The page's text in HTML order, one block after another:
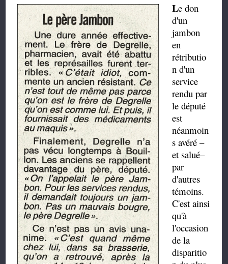
Le don
d'un
jambon
en
rétributio
n d'un
service
rendu par
le député
est
néanmoin
s avéré –
et salué–
par
d'autres
témoins.
C'est ainsi
qu'à
l'occasion
de la
disparitio